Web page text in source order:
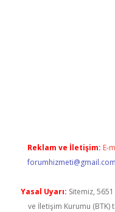
Reklam ve İletişim: E-
forumhizmeti@gmail.com
Yasal Uyarı: Sitemiz,
ve İletişim Kurumu (BTK)